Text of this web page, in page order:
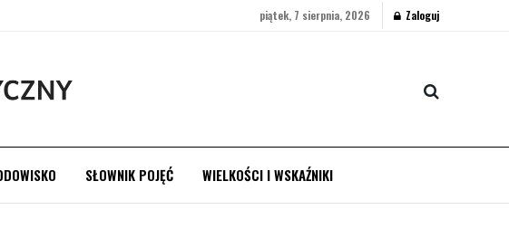
piątek, 7 sierpnia, 2026 Zaloguj
SŁOWNIK POJĘĆ WIELKOŚCI I WSKAŹNIKI